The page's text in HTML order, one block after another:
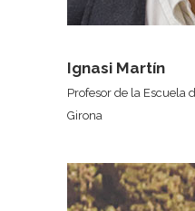
Ignasi Martín
Profesor de la Escuela
Girona